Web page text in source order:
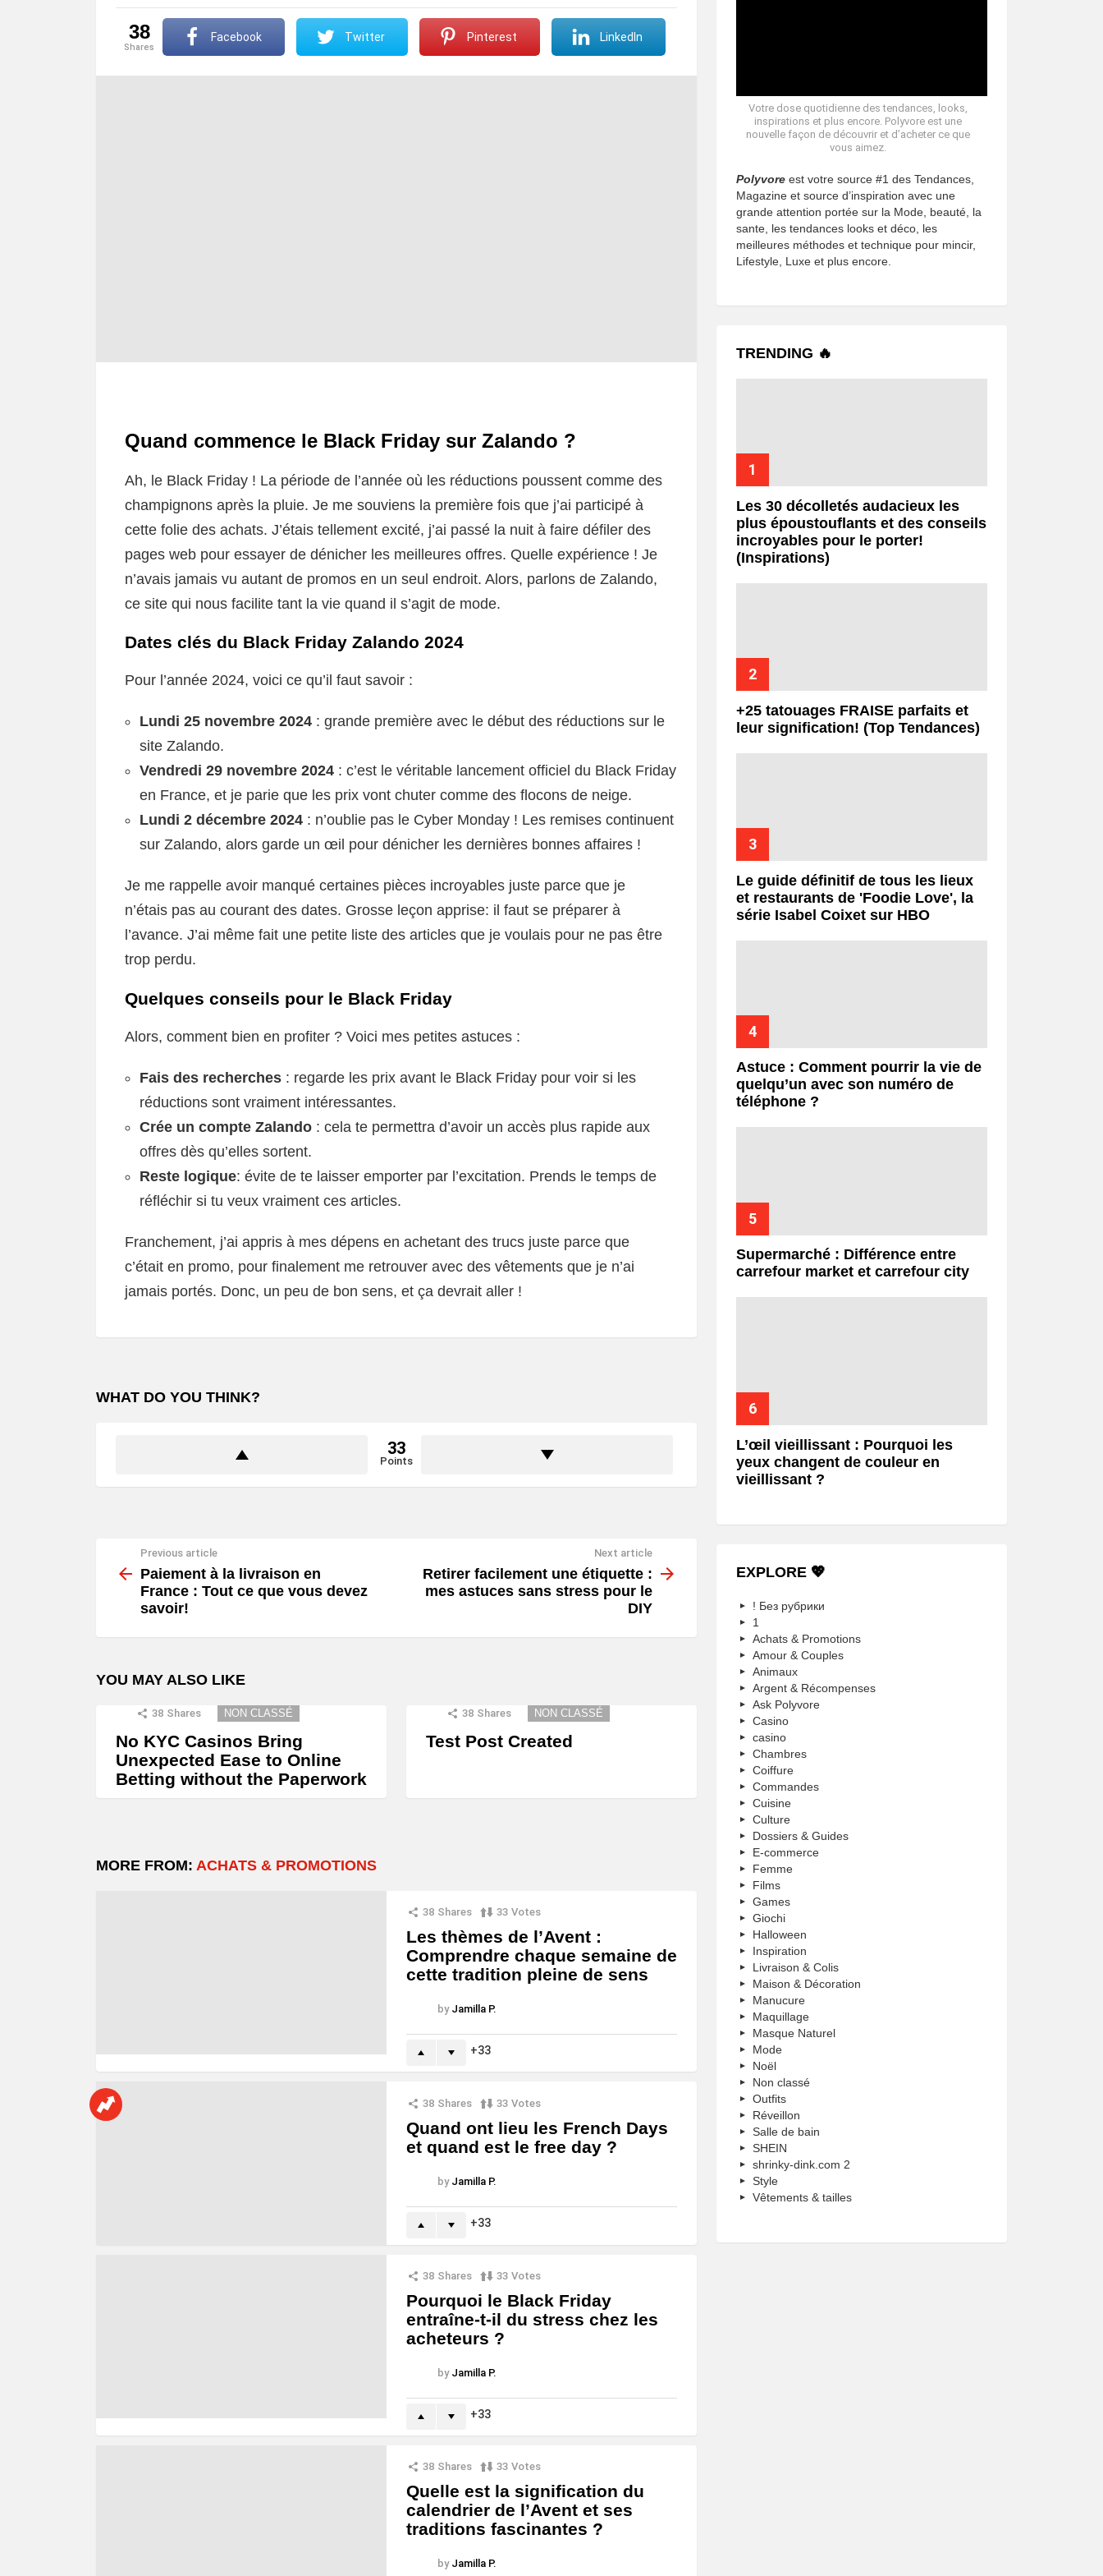
38
shares
Facebook Twitter Pinterest LinkedIn
Quand commence le Black Friday sur Zalando ?
Ah, le Black Friday ! La période de l’année où les réductions poussent comme des
champignons après la pluie. Je me souviens la première fois que j’ai participé à
cette folie des achats. J’étais tellement excité, j’ai passé la nuit à faire défiler des
pages web pour essayer de dénicher les meilleures offres. Quelle expérience ! Je
n’avais jamais vu autant de promos en un seul endroit. Alors, parlons de Zalando,
ce site qui nous facilite tant la vie quand il s’agit de mode.
Dates clés du Black Friday Zalando 2024
Pour l’année 2024, voici ce qu’il faut savoir :
Lundi 25 novembre 2024 : grande première avec le début des réductions sur le
site Zalando.
Vendredi 29 novembre 2024 : c’est le véritable lancement officiel du Black Friday
en France, et je parie que les prix vont chuter comme des flocons de neige.
Lundi 2 décembre 2024 : n’oublie pas le Cyber Monday ! Les remises continuent
sur Zalando, alors garde un œil pour dénicher les dernières bonnes affaires !
Je me rappelle avoir manqué certaines pièces incroyables juste parce que je
n’étais pas au courant des dates. Grosse leçon apprise: il faut se préparer à
l’avance. J’ai même fait une petite liste des articles que je voulais pour ne pas être
trop perdu.
Quelques conseils pour le Black Friday
Alors, comment bien en profiter ? Voici mes petites astuces :
Fais des recherches : regarde les prix avant le Black Friday pour voir si les
réductions sont vraiment intéressantes.
Crée un compte Zalando : cela te permettra d’avoir un accès plus rapide aux
offres dès qu’elles sortent.
Reste logique: évite de te laisser emporter par l’excitation. Prends le temps de
réfléchir si tu veux vraiment ces articles.
Franchement, j’ai appris à mes dépens en achetant des trucs juste parce que
c’était en promo, pour finalement me retrouver avec des vêtements que je n’ai
jamais portés. Donc, un peu de bon sens, et ça devrait aller !
WHAT DO YOU THINK?
33
Points
more
Previous article
Paiement à la livraison en
France : Tout ce que vous devez
savoir!
Next article
Retirer facilement une étiquette :
mes astuces sans stress pour le
DIY
YOU MAY ALSO LIKE
38 Shares NON CLASSÉ
No KYC Casinos Bring
Unexpected Ease to Online
Betting without the Paperwork
38 Shares NON CLASSÉ
Test Post Created
MORE FROM: ACHATS & PROMOTIONS
38 Shares 33 Votes
Les thèmes de l’Avent :
Comprendre chaque semaine de
cette tradition pleine de sens
by Jamilla P.
33
38 Shares 33 Votes
Quand ont lieu les French Days
et quand est le free day ?
by Jamilla P.
33
38 Shares 33 Votes
Pourquoi le Black Friday
entraîne-t-il du stress chez les
acheteurs ?
by Jamilla P.
33
38 Shares 33 Votes
Quelle est la signification du
calendrier de l’Avent et ses
traditions fascinantes ?
by Jamilla P.
Votre dose quotidienne des tendances, looks,
inspirations et plus encore. Polyvore est une
nouvelle façon de découvrir et d’acheter ce que
vous aimez.
Polyvore est votre source #1 des Tendances,
Magazine et source d’inspiration avec une
grande attention portée sur la Mode, beauté, la
sante, les tendances looks et déco, les
meilleures méthodes et technique pour mincir,
Lifestyle, Luxe et plus encore.
TRENDING 🔥
Les 30 décolletés audacieux les
plus époustouflants et des conseils
incroyables pour le porter!
(Inspirations)
+25 tatouages ​​FRAISE parfaits et
leur signification! (Top Tendances)
Le guide définitif de tous les lieux
et restaurants de 'Foodie Love', la
série Isabel Coixet sur HBO
Astuce : Comment pourrir la vie de
quelqu’un avec son numéro de
téléphone ?
Supermarché : Différence entre
carrefour market et carrefour city
L’œil vieillissant : Pourquoi les
yeux changent de couleur en
vieillissant ?
EXPLORE 💖
! Без рубрики
1
Achats & Promotions
Amour & Couples
Animaux
Argent & Récompenses
Ask Polyvore
Casino
casino
Chambres
Coiffure
Commandes
Cuisine
Culture
Dossiers & Guides
E-commerce
Femme
Films
Games
Giochi
Halloween
Inspiration
Livraison & Colis
Maison & Décoration
Manucure
Maquillage
Masque Naturel
Mode
Noël
Non classé
Outfits
Réveillon
Salle de bain
SHEIN
shrinky-dink.com 2
Style
Vêtements & tailles